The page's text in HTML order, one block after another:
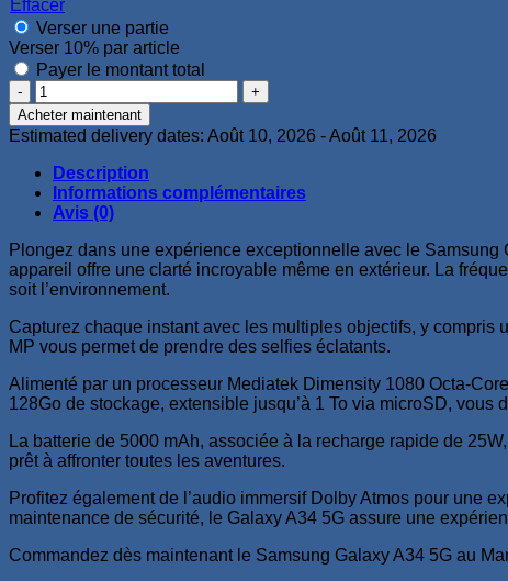
Effacer
Verser une partie
Verser 10% par article
Payer le montant total
quantité
de
Samsung
Galaxy
A34
5G
8Go
128Go
Acheter maintenant
Estimated delivery dates: Août 10, 2026 - Août 11, 2026
Description
Informations complémentaires
Avis (0)
Plongez dans une expérience exceptionnelle avec le
appareil offre une clarté incroyable même en extérieur. La
soit l’environnement.
Capturez chaque instant avec les multiples objectifs, y compris
MP vous permet de prendre des selfies éclatants.
Alimenté par un processeur Mediatek Dimensity 1080 Octa-
128Go de stockage, extensible jusqu’à 1 To via microSD,
La batterie de 5000 mAh, associée à la recharge rapide de
prêt à affronter toutes les aventures.
Profitez également de l’audio immersif Dolby Atmos pour une
maintenance de sécurité, le Galaxy A34 5G assure une
Commandez dès maintenant le Samsung Galaxy A34 5G au